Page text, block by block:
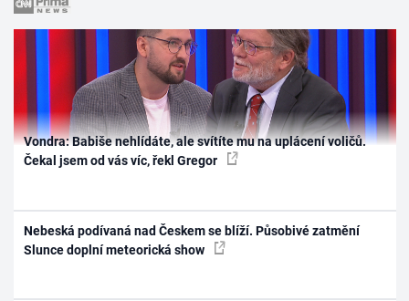
Vondra: Babiše nehlídáte, ale svítíte mu na uplácení voličů.
Čekal jsem od vás víc, řekl Gregor
Nebeská podívaná nad Českem se blíží. Působivé zatmění
Slunce doplní meteorická show